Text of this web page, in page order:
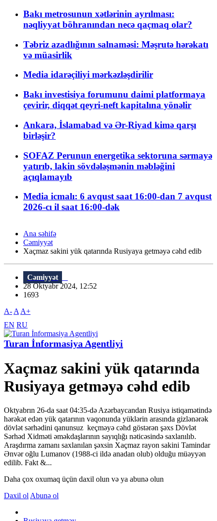
Bakı metrosunun xətlərinin ayrılması:
nəqliyyat böhranından necə qaçmaq olar?
Təbriz azadlığının salnaməsi: Məşrutə hərəkatı
və müasirlik
Media idarəçiliyi mərkəzləşdirilir
Bakı investisiya forumunu daimi platformaya
çevirir, diqqət qeyri-neft kapitalına yönəlir
Ankara, İslamabad və Ər-Riyad kimə qarşı
birləşir?
SOFAZ Perunun energetika sektoruna sərmayə
yatırıb, lakin sövdələşmənin məbləğini
açıqlamayıb
Media icmalı: 6 avqust saat 16:00-dan 7 avqust
2026-cı il saat 16:00-dək
Ana səhifə
Cəmiyyət
Xaçmaz sakini yük qatarında Rusiyaya getməyə cəhd edib
Cəmiyyət
28 Oktyabr 2024, 12:52
1693
A- A A+
EN RU
Turan İnformasiya Agentliyi
Xaçmaz sakini yük qatarında
Rusiyaya getməyə cəhd edib
Oktyabrın 26-da saat 04:35-də Azərbaycandan Rusiya istiqamətində
hərəkət edən yük qatarının vaqonunda yüklərin arasında gizlənərək
dövlət sərhədini qanunsuz keçməyə cəhd göstərən şəxs Dövlət
Sərhəd Xidməti əməkdaşlarının sayıqlığı nəticəsində saxlanılıb.
Araşdırma zamanı saxlanılan şəxsin Xaçmaz rayon sakini Tamindar
Ənvər oğlu Lumanov (1988-ci ildə anadan olub) olduğu müəyyən
edilib. Fakt &...
Daha çox oxumaq üçün daxil olun və ya abunə olun
Daxil ol Abunə ol